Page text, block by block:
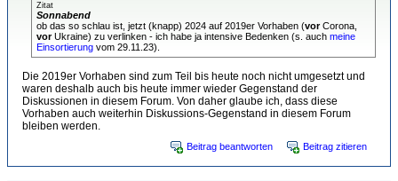
Zitat
Sonnabend
ob das so schlau ist, jetzt (knapp) 2024 auf 2019er Vorhaben (vorCorona,
vorUkraine) zu verlinken - ich habe ja intensive Bedenken (s. auch meine
Einsortierung vom 29.11.23).
Die 2019er Vorhaben sind zum Teil bis heute noch nicht umgesetzt und
waren deshalb auch bis heute immer wieder Gegenstand der
Diskussionen in diesem Forum. Von daher glaube ich, dass diese
Vorhaben auch weiterhin Diskussions-Gegenstand in diesem Forum
bleiben werden.
Beitrag beantworten Beitrag zitieren